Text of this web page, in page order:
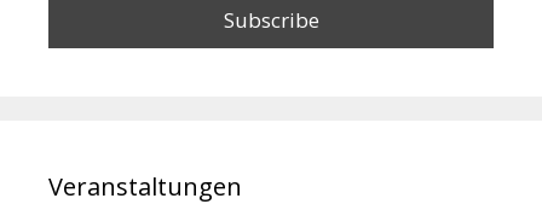
Veranstaltungen